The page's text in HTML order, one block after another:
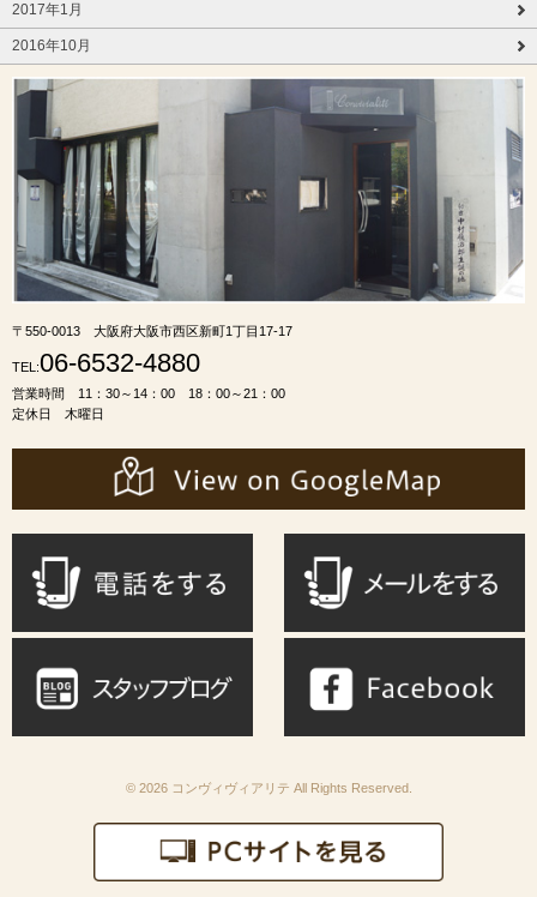
2017年1月
2016年10月
〒550-0013 大阪府大阪市西区新町1丁目17-17
TEL:06-6532-4880
営業時間 11：30～14：00 18：00～21：00
定休日 木曜日
© 2026 コンヴィヴィアリテ All Rights Reserved.